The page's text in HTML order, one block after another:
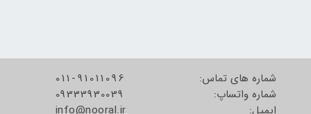
شماره های تماس:
شماره واتساپ:
​​​​​​​ایمیل:
011-91011096
09333930039
info@nooral.ir